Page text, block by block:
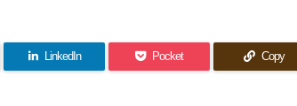
LinkedIn Pocket Copy